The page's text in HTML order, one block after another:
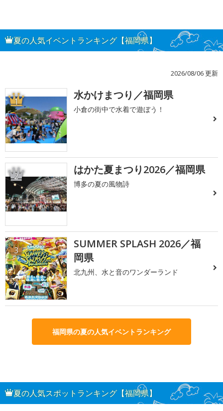
夏の人気イベントランキング【福岡県】
2026/08/06 更新
1 水かけまつり／福岡県
小倉の街中で水着で遊ぼう！
2 はかた夏まつり2026／福岡県
博多の夏の風物詩
3
SUMMER SPLASH 2026／福
岡県
北九州、水と音のワンダーランド
福岡県の夏の人気イベントランキング
夏の人気スポットランキング【福岡県】